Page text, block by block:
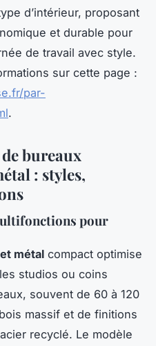
d’intérieur, proposant
et durable pour
de travail avec style.
sur cette page :
par-
.
bureaux
: styles,
pour
métal compact optimise
studios ou coins
souvent de 60 à 120
massif et de finitions
recyclé. Le modèle